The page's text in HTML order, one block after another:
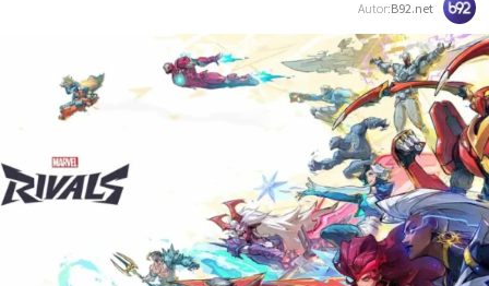
Autor:B92.net